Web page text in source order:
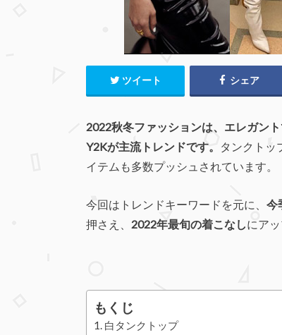
ツイート シェア
2022秋冬ファッションは、エレガン
Y2Kが主流トレンドです。
タンクトッ
イテムも多数プッシュされています。
今回はトレンドキーワードを元に、 今
押さえ、 2022年最旬の着こなしにア
もくじ
白タンクトップ